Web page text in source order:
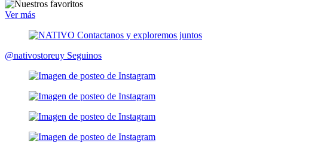
Ver más
@nativostoreuy Seguinos